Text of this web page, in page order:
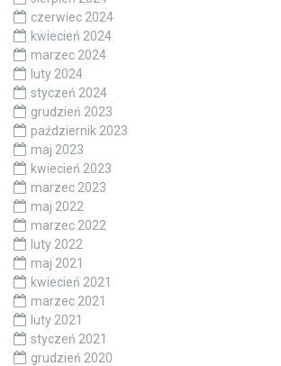
czerwiec 2024
kwiecień 2024
marzec 2024
luty 2024
styczeń 2024
grudzień 2023
październik 2023
maj 2023
kwiecień 2023
marzec 2023
maj 2022
marzec 2022
luty 2022
maj 2021
kwiecień 2021
marzec 2021
luty 2021
styczeń 2021
grudzień 2020